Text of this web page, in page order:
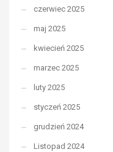
czerwiec 2025
maj 2025
kwiecień 2025
marzec 2025
luty 2025
styczeń 2025
grudzień 2024
Listopad 2024